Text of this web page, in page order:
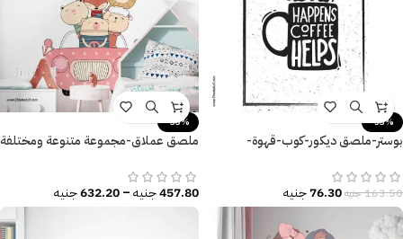
-53%
بوستر-ملصق ديكور-كوب-قهوة-
163.50جنيه76.30جنيه
-33%
ملصق عملاق-مجموعة متنوعة ومختلفة
457.80جنيه–
632.20جنيه